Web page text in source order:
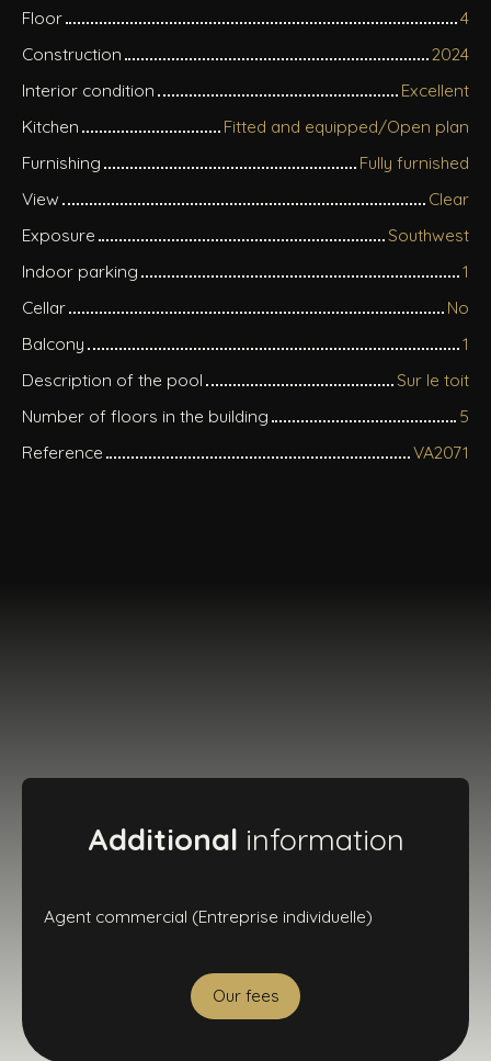
Floor
4
Construction
2024
Interior condition
Excellent
Kitchen
Fitted and equipped/Open plan
Furnishing
Fully furnished
View
Clear
Exposure
Southwest
Indoor parking
1
Cellar
No
Balcony
1
Description of the pool
Sur le toit
Number of floors in the building
5
Reference
VA2071
Additional information
Agent commercial (Entreprise individuelle)
Our fees